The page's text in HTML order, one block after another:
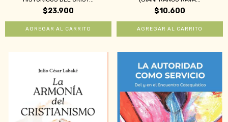
$23.900 $10.600